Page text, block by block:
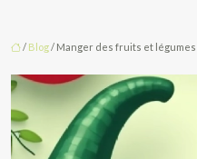
/ Blog/ Manger des fruits et légumes